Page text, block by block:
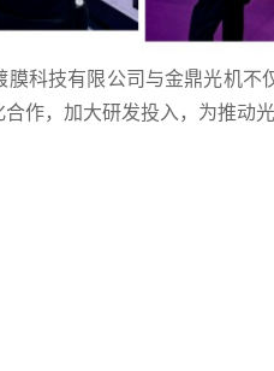
科技有限公司与金鼎光机
作，加大研发投入，为推动